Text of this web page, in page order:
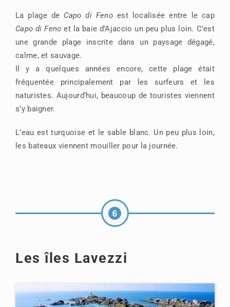
La plage de Capo di Feno est localisée entre le cap
Capo di Feno et la baie d’Ajaccio un peu plus loin. C’est
une grande plage inscrite dans un paysage dégagé,
calme, et sauvage.
Il y a quelques années encore, cette plage était
fréquentée principalement par les surfeurs et les
naturistes. Aujourd’hui, beaucoup de touristes viennent
s’y baigner.
L’eau est turquoise et le sable blanc. Un peu plus loin,
les bateaux viennent mouiller pour la journée.
Les îles Lavezzi